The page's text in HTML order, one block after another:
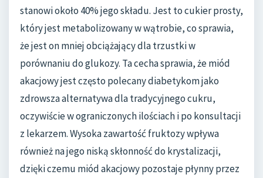
stanowi około 40% jego składu. Jest to cukier prosty,
który jest metabolizowany w wątrobie, co sprawia,
że jest on mniej obciążający dla trzustki w
porównaniu do glukozy. Ta cecha sprawia, że miód
akacjowy jest często polecany diabetykom jako
zdrowsza alternatywa dla tradycyjnego cukru,
oczywiście w ograniczonych ilościach i po konsultacji
z lekarzem. Wysoka zawartość fruktozy wpływa
również na jego niską skłonność do krystalizacji,
dzięki czemu miód akacjowy pozostaje płynny przez